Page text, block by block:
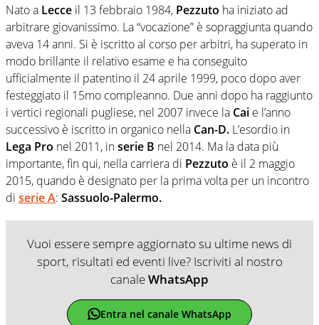
Nato a Lecce il 13 febbraio 1984, Pezzuto ha iniziato ad
arbitrare giovanissimo. La “vocazione” è sopraggiunta quando
aveva 14 anni. Si è iscritto al corso per arbitri, ha superato in
modo brillante il relativo esame e ha conseguito
ufficialmente il patentino il 24 aprile 1999, poco dopo aver
festeggiato il 15mo compleanno. Due anni dopo ha raggiunto
i vertici regionali pugliese, nel 2007 invece la Cai e l’anno
successivo è iscritto in organico nella Can-D. L’esordio in
Lega Pro nel 2011, inserie B nel 2014. Ma la data più
importante, fin qui, nella carriera di Pezzuto è il 2 maggio
2015, quando è designato per la prima volta per un incontro
di serie A: Sassuolo-Palermo.
Vuoi essere sempre aggiornato su ultime news di
sport, risultati ed eventi live? Iscriviti al nostro
canaleWhatsApp
Entra nel canale WhatsApp